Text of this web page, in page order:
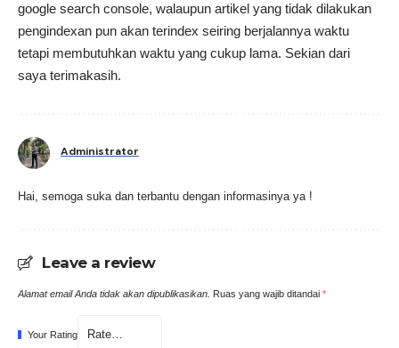
google search console, walaupun artikel yang tidak dilakukan
pengindexan pun akan terindex seiring berjalannya waktu
tetapi membutuhkan waktu yang cukup lama. Sekian dari
saya terimakasih.
Administrator
Hai, semoga suka dan terbantu dengan informasinya ya !
Leave a review
Alamat email Anda tidak akan dipublikasikan. Ruas yang wajib ditandai *
Your Rating